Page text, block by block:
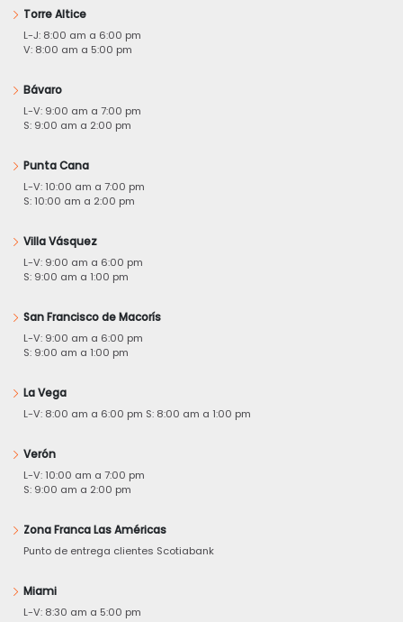
Torre Altice
L-J: 8:00 am a 6:00 pm
V: 8:00 am a 5:00 pm
Bávaro
L-V: 9:00 am a 7:00 pm
S: 9:00 am a 2:00 pm
Punta Cana
L-V: 10:00 am a 7:00 pm
S: 10:00 am a 2:00 pm
Villa Vásquez
L-V: 9:00 am a 6:00 pm
S: 9:00 am a 1:00 pm
San Francisco de Macorís
L-V: 9:00 am a 6:00 pm
S: 9:00 am a 1:00 pm
La Vega
L-V: 8:00 am a 6:00 pm S: 8:00 am a 1:00 pm
Verón
L-V: 10:00 am a 7:00 pm
S: 9:00 am a 2:00 pm
Zona Franca Las Américas
Punto de entrega clientes Scotiabank
Miami
L-V: 8:30 am a 5:00 pm